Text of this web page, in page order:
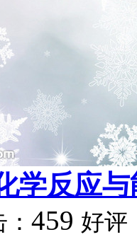
学反应
459 好评